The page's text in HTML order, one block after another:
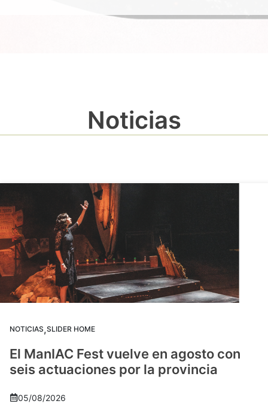
Noticias
NOTICIAS,SLIDER HOME
El ManIAC Fest vuelve en agosto con
seis actuaciones por la provincia
05/08/2026